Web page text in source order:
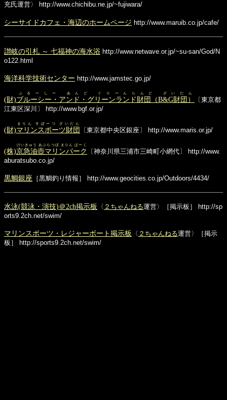
充氏運営〉
http://www.chichibu.ne.jp/~fujiwara/
シーサイドカフェ・海辺のホームページ http://www.maruib.co.jp/cafe/
讃岐の引札 ～ 七福神の海水浴 http://www.netwave.or.jp/~su-san/God/N
o122.html
海洋科学技術センター http://www.jamstec.go.jp/
(財)ブルーシー・アンド・グリーンランド財団（B&G財団）
ぶるーしー あんど ぐりーんらんど ざいだん
〔東京都
江東区深川〕
http://www.bgf.or.jp/
(財)マリンスポーツ財団
まりん すぽーつ ざいだん
〔東京都中央区銀座〕 http://www.maris.or.jp/
(株)京急油壺マリンパーク
けいきゅう あぶらつぼ まりん ぱーく
〔神奈川県三浦市三崎町小網代〕
http://www.
aburatsubo.co.jp/
黒鯛銀座 ［黒鯛釣り情報］ http://www.geocities.co.jp/Outdoors/4434/
水泳(競泳・演技)＠2ch掲示板 〈 ２ちゃんねる運営〉［掲示板］
http://sp
orts9.2ch.net/swim/
マリンスポーツ・レジャーボート掲示板 〈 ２ちゃんねる運営〉［掲示
板］
http://sports9.2ch.net/swim/